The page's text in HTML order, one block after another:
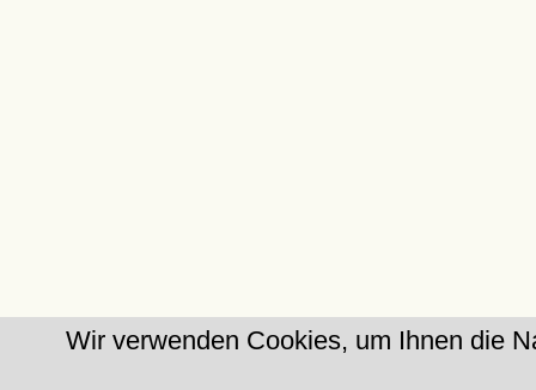
Wir verwenden Cookies, um Ihnen die